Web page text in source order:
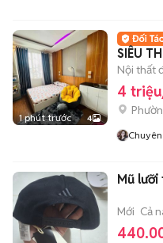
1 phút trước 4
SIÊU
UEH,
Nội thất
4
Mũ
Mới Cả